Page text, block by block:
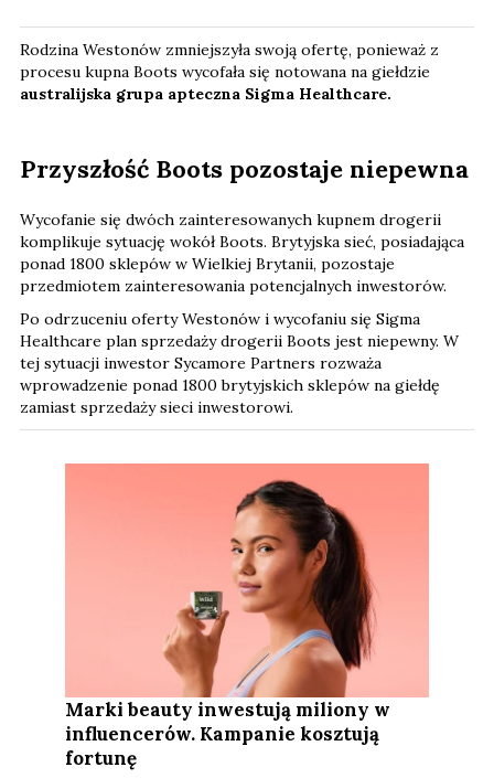
Rodzina Westonów zmniejszyła swoją ofertę, ponieważ z
procesu kupna Boots wycofała się notowana na giełdzie
australijska grupa apteczna Sigma Healthcare.
Przyszłość Boots pozostaje niepewna
Wycofanie się dwóch zainteresowanych kupnem drogerii
komplikuje sytuację wokół Boots. Brytyjska sieć, posiadająca
ponad 1800 sklepów w Wielkiej Brytanii, pozostaje
przedmiotem zainteresowania potencjalnych inwestorów.
Po odrzuceniu oferty Westonów i wycofaniu się Sigma
Healthcare plan sprzedaży drogerii Boots jest niepewny. W
tej sytuacji inwestor Sycamore Partners rozważa
wprowadzenie ponad 1800 brytyjskich sklepów na giełdę
zamiast sprzedaży sieci inwestorowi.
Marki beauty inwestują miliony w
influencerów. Kampanie kosztują
fortunę